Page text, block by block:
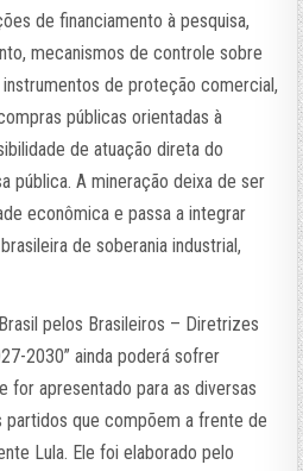
de financiamento à pesquisa,
mecanismos de controle sobre
de proteção comercial,
públicas orientadas à
de atuação direta do
pública. A mineração deixa de ser
econômica e passa a integrar
de soberania industrial,
pelos Brasileiros – Diretrizes
2030” ainda poderá sofrer
for apresentado para as diversas
partidos que compõem a frente de
Lula. Ele foi elaborado pelo